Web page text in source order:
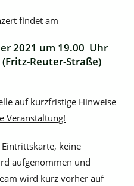
findet am
2021 um 19.00 Uhr
(Fritz-Reuter-Straße)
auf kurzfristige Hinweise
Veranstaltung!
keine
aufgenommen und
wird kurz vorher auf